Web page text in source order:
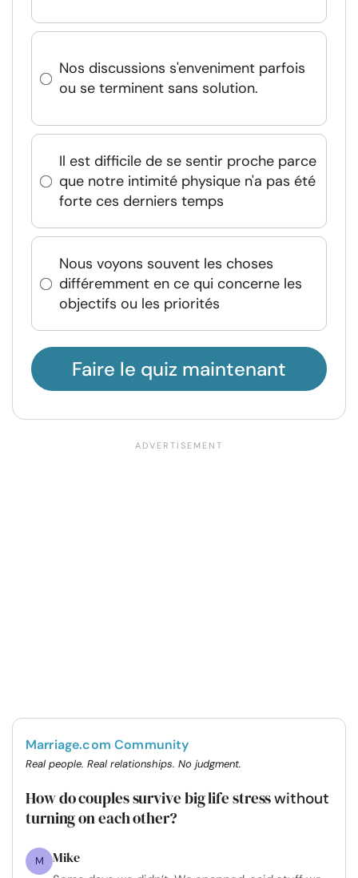
Nos discussions s'enveniment parfois
ou se terminent sans solution.
Il est difficile de se sentir proche parce
que notre intimité physique n'a pas été
forte ces derniers temps
Nous voyons souvent les choses
différemment en ce qui concerne les
objectifs ou les priorités
Faire le quiz maintenant
Marriage.com Community
Real people. Real relationships. No judgment.
How do couples survive big life stresswithout
turning on each other?
M Mike